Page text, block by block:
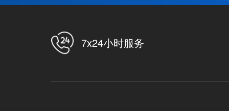
7x24小时服务